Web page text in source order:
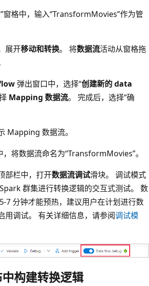
窗格中，输入“TransformMovies”作为管
展开移动和转换。 将数据流活动从窗格拖
弹出窗口中，选择“创建新的 data
Mapping 数据流。 完成后，选择“确
Mapping 数据流。
，将数据流命名为“TransformMovies”。
部栏中，打开数据流调试滑块。 调试模式
群集进行转换逻辑的交互式测试。 数
7 分钟才能预热，建议用户在计划进行数
用调试。 有关详细信息，请参阅调试模
构建转换逻辑